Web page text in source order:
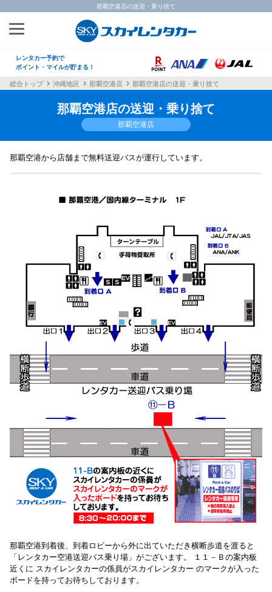
那覇空港店の送迎・乗り捨て
レンタカー予約で
ポイント・マイルが貯まる！
総合トップ 沖縄地区 那覇空港店 那覇空港店の送迎・乗り捨て
那覇空港店の送迎・乗り捨て
那覇空港店
那覇空港から店舗まで無料送迎バスが運行しています。
那覇空港到着後、到着ロビーから外に出ていただき横断歩道を渡ると
「レンタカー空港送迎バス乗り場」がございます。 １１－Ｂの案内板
近くに スカイレンタカーの係員がスカイレンタカー のマークが入った
ボードを持ってお待ちしております。